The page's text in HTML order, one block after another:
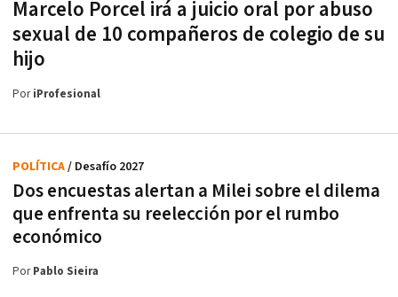
Marcelo Porcel irá a juicio oral por abuso
sexual de 10 compañeros de colegio de su
hijo
PoriProfesional
Dos encuestas alertan a Milei sobre el dilema
que enfrenta su reelección por el rumbo
económico
POLÍTICA/ Desafío 2027
PorPablo Sieira